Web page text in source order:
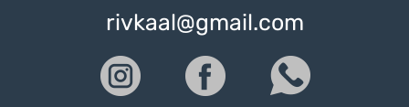
rivkaal@gmail.com